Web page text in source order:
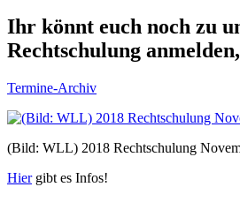
Ihr könnt euch noch zu
Rechtschulung
Termine-Archiv
(Bild: WLL) 2018 Rechtschulung
Hiergibt es Infos!